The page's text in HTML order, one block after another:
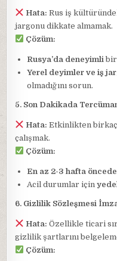
Hata: Rus iş
jargonu dikkate almamak.
Çözüm:
Rusya’da deneyimlibir
Yerel deyimler ve iş
olmadığını sorun.
5. Son Dakikada
Hata: Etkinlikten
çalışmak.
Çözüm:
En az 2-3 hafta
Acil durumlar için
6. Gizlilik Sözleşmesi
Hata: Özellikle ticari
gizlilik şartlarını
Çözüm: